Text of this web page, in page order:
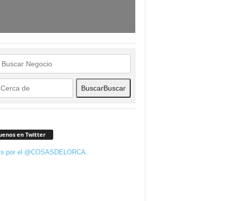
BuscarBuscar
en Twitter
por el @COSASDELORCA.